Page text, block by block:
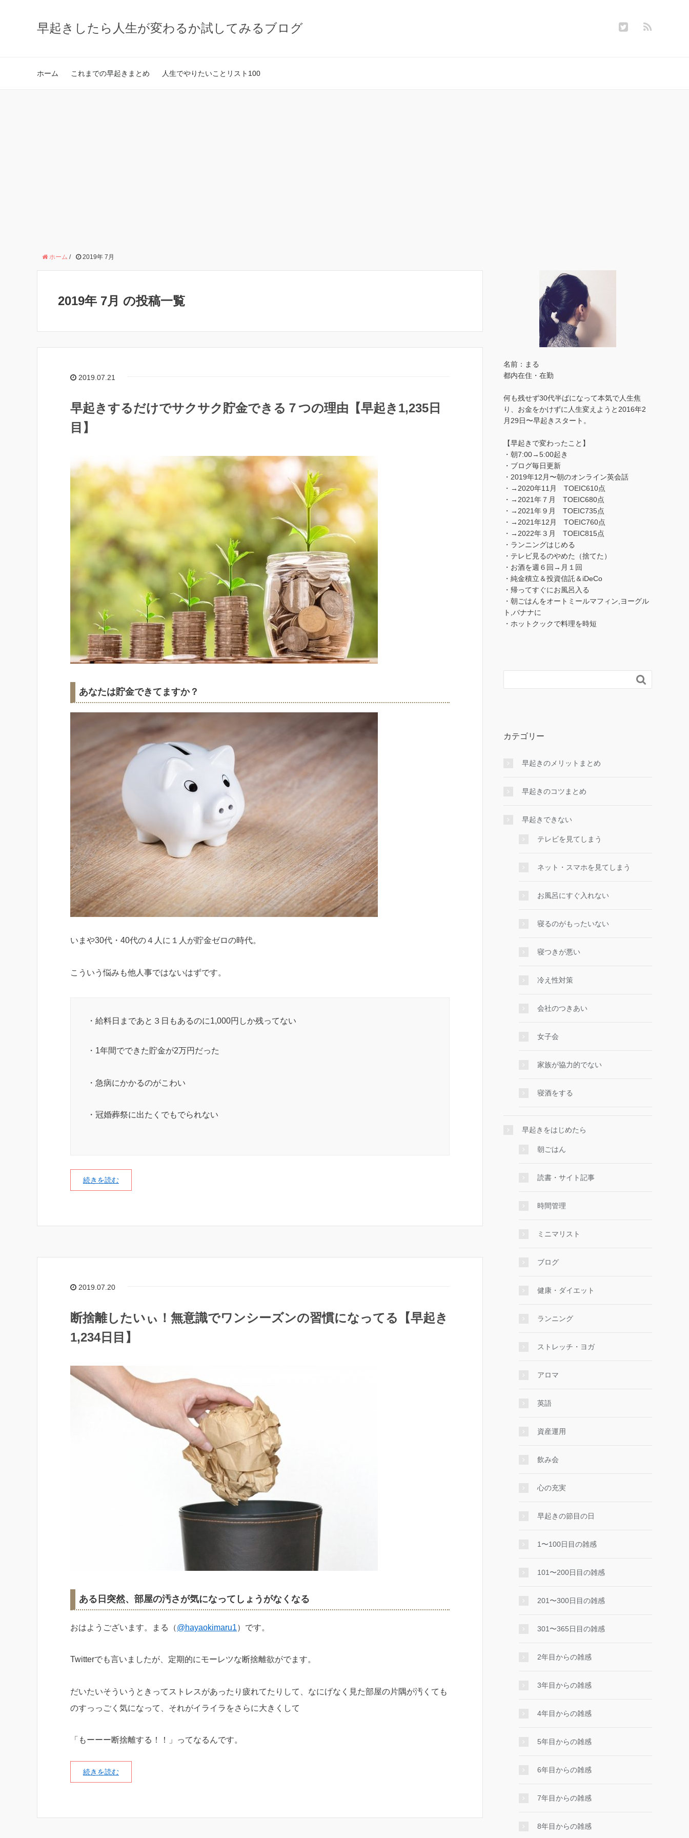
早起きしたら人生が変わるか試してみるブログ
ホーム これまでの早起きまとめ 人生でやりたいことリスト100
ホーム / 2019年 7月
2019年 7月 の投稿一覧
2019.07.21
早起きするだけでサクサク貯金できる７つの理由【早起き1,235日
目】
あなたは貯金できてますか？
いまや30代・40代の４人に１人が貯金ゼロの時代。
こういう悩みも他人事ではないはずです。
・給料日まであと３日もあるのに1,000円しか残ってない
・1年間でできた貯金が2万円だった
・急病にかかるのがこわい
・冠婚葬祭に出たくでもでられない
続きを読む
2019.07.20
断捨離したいぃ！無意識でワンシーズンの習慣になってる【早起き
1,234日目】
ある日突然、部屋の汚さが気になってしょうがなくなる
おはようございます。まる（@hayaokimaru1）です。
Twitterでも言いましたが、定期的にモーレツな断捨離欲がでます。
だいたいそういうときってストレスがあったり疲れてたりして、なにげなく見た部屋の片隅が汚くても
のすっっごく気になって、それがイライラをさらに大きくして
「もーーー断捨離する！！」ってなるんです。
続きを読む
名前：まる
都内在住・在勤
何も残せず30代半ばになって本気で人生焦
り、お金をかけずに人生変えようと2016年2
月29日〜早起きスタート。
【早起きで変わったこと】
・朝7:00→5:00起き
・ブログ毎日更新
・2019年12月〜朝のオンライン英会話
・→2020年11月 TOEIC610点
・→2021年７月 TOEIC680点
・→2021年９月 TOEIC735点
・→2021年12月 TOEIC760点
・→2022年３月 TOEIC815点
・ランニングはじめる
・テレビ見るのやめた（捨てた）
・お酒を週６回→月１回
・純金積立＆投資信託＆iDeCo
・帰ってすぐにお風呂入る
・朝ごはんをオートミールマフィン,ヨーグル
ト,バナナに
・ホットクックで料理を時短

カテゴリー
早起きのメリットまとめ
早起きのコツまとめ
早起きできない
テレビを見てしまう
ネット・スマホを見てしまう
お風呂にすぐ入れない
寝るのがもったいない
寝つきが悪い
冷え性対策
会社のつきあい
女子会
家族が協力的でない
寝酒をする
早起きをはじめたら
朝ごはん
読書・サイト記事
時間管理
ミニマリスト
ブログ
健康・ダイエット
ランニング
ストレッチ・ヨガ
アロマ
英語
資産運用
飲み会
心の充実
早起きの節目の日
1〜100日目の雑感
101〜200日目の雑感
201〜300日目の雑感
301〜365日目の雑感
2年目からの雑感
3年目からの雑感
4年目からの雑感
5年目からの雑感
6年目からの雑感
7年目からの雑感
8年目からの雑感